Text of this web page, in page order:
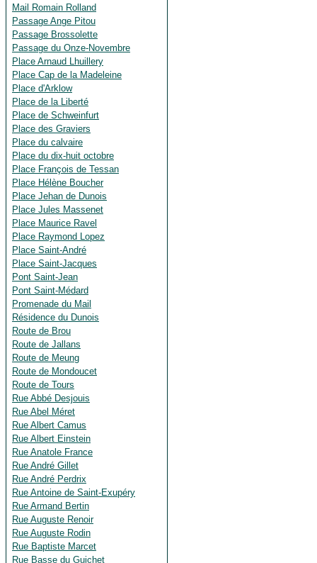
Mail Romain Rolland
Passage Ange Pitou
Passage Brossolette
Passage du Onze-Novembre
Place Arnaud Lhuillery
Place Cap de la Madeleine
Place d'Arklow
Place de la Liberté
Place de Schweinfurt
Place des Graviers
Place du calvaire
Place du dix-huit octobre
Place François de Tessan
Place Hélène Boucher
Place Jehan de Dunois
Place Jules Massenet
Place Maurice Ravel
Place Raymond Lopez
Place Saint-André
Place Saint-Jacques
Pont Saint-Jean
Pont Saint-Médard
Promenade du Mail
Résidence du Dunois
Route de Brou
Route de Jallans
Route de Meung
Route de Mondoucet
Route de Tours
Rue Abbé Desjouis
Rue Abel Méret
Rue Albert Camus
Rue Albert Einstein
Rue Anatole France
Rue André Gillet
Rue André Perdrix
Rue Antoine de Saint-Exupéry
Rue Armand Bertin
Rue Auguste Renoir
Rue Auguste Rodin
Rue Baptiste Marcet
Rue Basse du Guichet